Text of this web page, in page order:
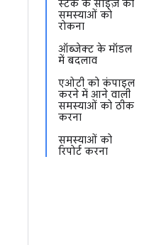
स्टैक के साइज़ की
समस्याओं को
रोकना
ऑब्जेक्ट के मॉडल
में बदलाव
एओटी को कंपाइल
करने में आने वाली
समस्याओं को ठीक
करना
समस्याओं को
रिपोर्ट करना